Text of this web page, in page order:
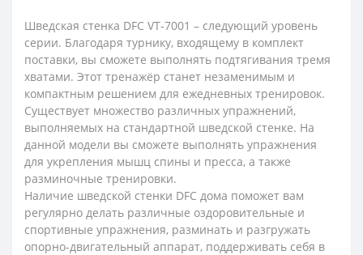
Шведская стенка DFC VT-7001 – следующий уровень
серии. Благодаря турнику, входящему в комплект
поставки, вы сможете выполнять подтягивания тремя
хватами. Этот тренажёр станет незаменимым и
компактным решением для ежедневных тренировок.
Существует множество различных упражнений,
выполняемых на стандартной шведской стенке. На
данной модели вы сможете выполнять упражнения
для укрепления мышц спины и пресса, а также
разминочные тренировки.
Наличие шведской стенки DFC дома поможет вам
регулярно делать различные оздоровительные и
спортивные упражнения, разминать и разгружать
опорно-двигательный аппарат, поддерживать себя в